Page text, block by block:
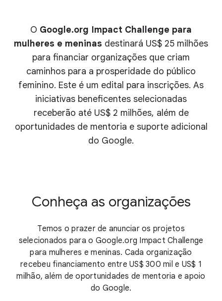
O Google.org Impact Challenge para
mulheres e meninas destinará US$ 25 milhões
para financiar organizações que criam
caminhos para a prosperidade do público
feminino. Este é um edital para inscrições. As
iniciativas beneficentes selecionadas
receberão até US$ 2 milhões, além de
oportunidades de mentoria e suporte adicional
do Google.
Conheça as organizações
Temos o prazer de anunciar os projetos
selecionados para o Google.org Impact Challenge
para mulheres e meninas. Cada organização
recebeu financiamento entre US$ 300 mil e US$ 1
milhão, além de oportunidades de mentoria e apoio
do Google.